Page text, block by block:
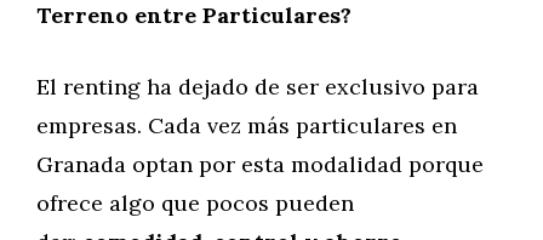
Terreno entre Particulares?
El renting ha dejado de ser exclusivo para
empresas. Cada vez más particulares en
Granada optan por esta modalidad porque
ofrece algo que pocos pueden